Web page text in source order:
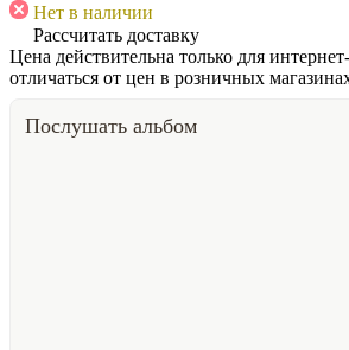
Нет в наличии
Рассчитать доставку
Цена действительна только для
отличаться от цен в розничных
Послушать альбом